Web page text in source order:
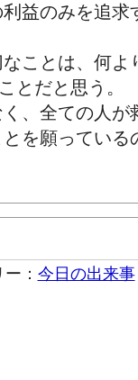
益のみを追求
ことは、何よ
とだと思う。
、全ての人が
を願っている
： 今日の出来事